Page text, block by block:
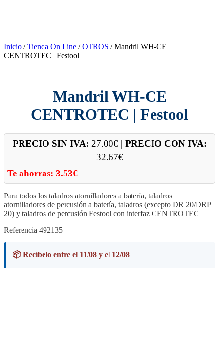
Inicio /Tienda On Line /OTROS / Mandril WH-CE
CENTROTEC | Festool
Mandril WH-CE
CENTROTEC | Festool
PRECIO SIN IVA: 27.00€ | PRECIO CON IVA:
32.67€
Te ahorras: 3.53€
Para todos los taladros atornilladores a batería, taladros
atornilladores de percusión a batería, taladros (excepto DR 20/DRP
20) y taladros de percusión Festool con interfaz CENTROTEC
Referencia 492135
📦 Recíbelo entre el 11/08 y el 12/08